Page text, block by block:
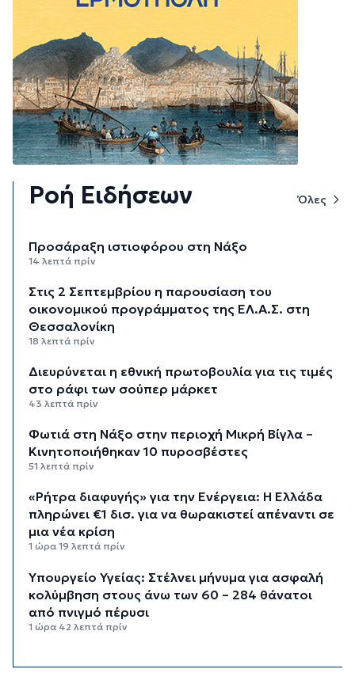
Ροή Ειδήσεων Όλες
Προσάραξη ιστιοφόρου στη Νάξο
14 λεπτά πρίν
Στις 2 Σεπτεμβρίου η παρουσίαση του
οικονομικού προγράμματος της ΕΛ.Α.Σ. στη
Θεσσαλονίκη
18 λεπτά πρίν
Διευρύνεται η εθνική πρωτοβουλία για τις τιμές
στο ράφι των σούπερ μάρκετ
43 λεπτά πρίν
Φωτιά στη Νάξο στην περιοχή Μικρή Βίγλα –
Κινητοποιήθηκαν 10 πυροσβέστες
51 λεπτά πρίν
«Ρήτρα διαφυγής» για την Ενέργεια: Η Ελλάδα
πληρώνει €1 δισ. για να θωρακιστεί απέναντι σε
μια νέα κρίση
1 ώρα 19 λεπτά πρίν
Υπουργείο Υγείας: Στέλνει μήνυμα για ασφαλή
κολύμβηση στους άνω των 60 – 284 θάνατοι
από πνιγμό πέρυσι
1 ώρα 42 λεπτά πρίν